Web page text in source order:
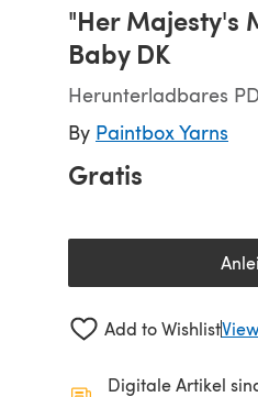
"Her Majesty's
Baby DK
Herunterladbares
By Paintbox Yarns
Gratis
Add to Wishlist
Digitale Artikel